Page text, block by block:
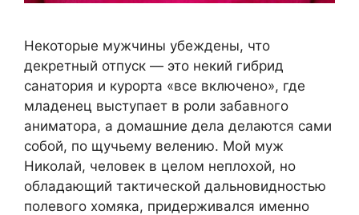
Некоторые мужчины убеждены, что
декретный отпуск — это некий гибрид
санатория и курорта «все включено», где
младенец выступает в роли забавного
аниматора, а домашние дела делаются сами
собой, по щучьему велению. Мой муж
Николай, человек в целом неплохой, но
обладающий тактической дальновидностью
полевого хомяка, придерживался именно